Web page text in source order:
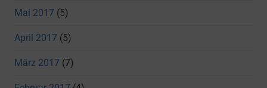
Mai 2017 (5)
April 2017 (5)
März 2017 (7)